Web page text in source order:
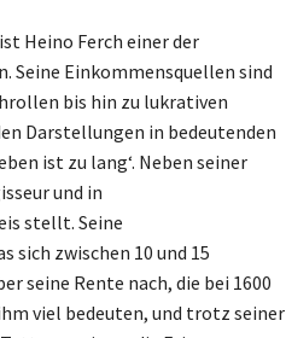
Heino Ferch einer der
Seine Einkommensquellen sind
bis hin zu lukrativen
Darstellungen in bedeutenden
ist zu lang‘. Neben seiner
und in
stellt. Seine
sich zwischen 10 und 15
seine Rente nach, die bei 1600
viel bedeuten, und trotz seiner